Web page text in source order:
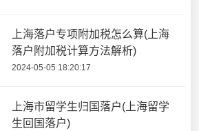
上海落户专项附加税怎么算(上海
落户附加税计算方法解析)
2024-05-05 18:20:17
上海市留学生归国落户(上海留学
生回国落户)